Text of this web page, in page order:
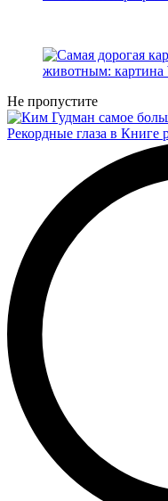
Не пропустите
Рекордные глаза в Книге